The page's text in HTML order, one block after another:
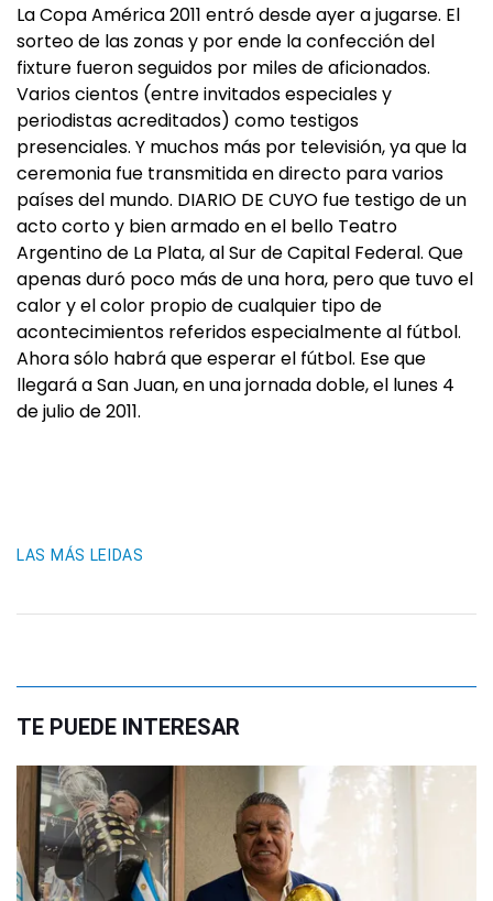
La Copa América 2011 entró desde ayer a jugarse. El
sorteo de las zonas y por ende la confección del
fixture fueron seguidos por miles de aficionados.
Varios cientos (entre invitados especiales y
periodistas acreditados) como testigos
presenciales. Y muchos más por televisión, ya que la
ceremonia fue transmitida en directo para varios
países del mundo. DIARIO DE CUYO fue testigo de un
acto corto y bien armado en el bello Teatro
Argentino de La Plata, al Sur de Capital Federal. Que
apenas duró poco más de una hora, pero que tuvo el
calor y el color propio de cualquier tipo de
acontecimientos referidos especialmente al fútbol.
Ahora sólo habrá que esperar el fútbol. Ese que
llegará a San Juan, en una jornada doble, el lunes 4
de julio de 2011.
LAS MÁS LEIDAS
TE PUEDE INTERESAR